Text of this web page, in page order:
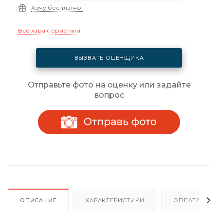
Хочу бесплатно!
Все характеристики
ВЫЗВАТЬ ОЦЕНЩИКА
Отправьте фото на оценку или задайте
вопрос
ОПИСАНИЕ ХАРАКТЕРИСТИКИ ОПЛАТА И